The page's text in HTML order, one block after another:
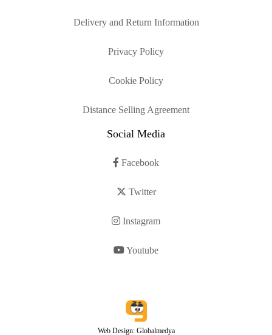
Delivery and Return Information
Privacy Policy
Cookie Policy
Distance Selling Agreement
Social Media
Facebook
Twitter
Instagram
Youtube
Web Design: Globalmedya